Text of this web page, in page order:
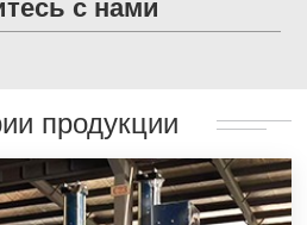
с нами
продукции